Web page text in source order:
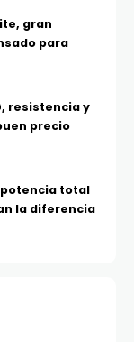
gran
para
resistencia y
precio
potencia total
la diferencia